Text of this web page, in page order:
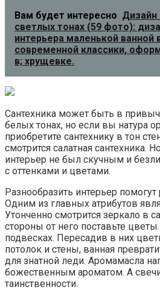
Вам будет интересно Дизайн
светлых тонах (59 фото):
интерьера маленькой ванной
современной классики,
в; хрущевке.
Сантехника может быть в
белых тонах, но если вы натура
приобретите сантехнику в тон
смотрится салатная сантехника.
интерьер не был скучным и
с оттенками и цветами.
Разнообразить интерьер
Одним из главных атрибутов
Утонченно смотрится зеркало в
стороны от него поставьте
подвесках. Пересадив в них
потолок и стены, ванная
для знатной леди. Аромамасла
божественным ароматом. А
таинственности.